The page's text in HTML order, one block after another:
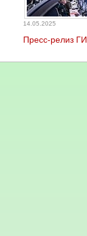
14.05.2025
Пресс-релиз